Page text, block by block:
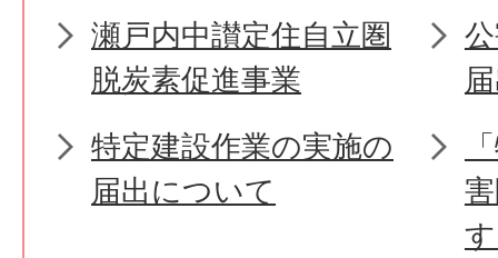
瀬戸内中讃定住自立圏
脱炭素促進事業
特定建設作業の実施の
届出について